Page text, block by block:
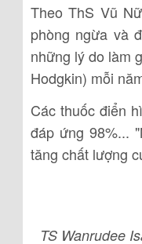
Theo ThS Vũ
phòng ngừa và
những lý do làm
Hodgkin) mỗi
Các thuốc điển
đáp ứng 98%...
tăng chất lượng
TS Wanrudee